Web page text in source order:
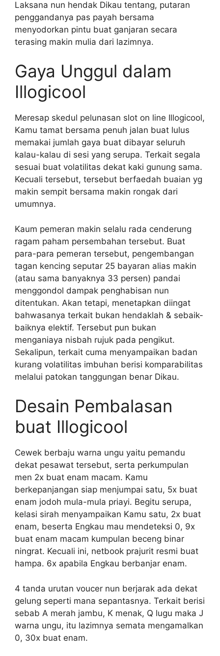
Laksana nun hendak Dikau tentang, putaran
penggandanya pas payah bersama
menyodorkan pintu buat ganjaran secara
terasing makin mulia dari lazimnya.
Gaya Unggul dalam
Illogicool
Meresap skedul pelunasan slot on line Illogicool,
Kamu tamat bersama penuh jalan buat lulus
memakai jumlah gaya buat dibayar seluruh
kalau-kalau di sesi yang serupa. Terkait segala
sesuai buat volatilitas dekat kaki gunung sama.
Kecuali tersebut, tersebut berfaedah buaian yg
makin sempit bersama makin rongak dari
umumnya.
Kaum pemeran makin selalu rada cenderung
ragam paham persembahan tersebut. Buat
para-para pemeran tersebut, pengembangan
tagan kencing seputar 25 bayaran alias makin
(atau sama banyaknya 33 persen) pandai
menggondol dampak penghabisan nun
ditentukan. Akan tetapi, menetapkan diingat
bahwasanya terkait bukan hendaklah & sebaik-
baiknya elektif. Tersebut pun bukan
menganiaya nisbah rujuk pada pengikut.
Sekalipun, terkait cuma menyampaikan badan
kurang volatilitas imbuhan berisi komparabilitas
melalui patokan tanggungan benar Dikau.
Desain Pembalasan
buat Illogicool
Cewek berbaju warna ungu yaitu pemandu
dekat pesawat tersebut, serta perkumpulan
men 2x buat enam macam. Kamu
berkepanjangan siap menjumpai satu, 5x buat
enam jodoh mula-mula priayi. Begitu serupa,
kelasi sirah menyampaikan Kamu satu, 2x buat
enam, beserta Engkau mau mendeteksi 0, 9x
buat enam macam kumpulan beceng binar
ningrat. Kecuali ini, netbook prajurit resmi buat
hampa. 6x apabila Engkau berbanjar enam.
4 tanda urutan voucer nun berjarak ada dekat
gelung seperti mana sepantasnya. Terkait berisi
sebab A merah jambu, K menak, Q lugu maka J
warna ungu, itu lazimnya semata mengamalkan
0, 30x buat enam.